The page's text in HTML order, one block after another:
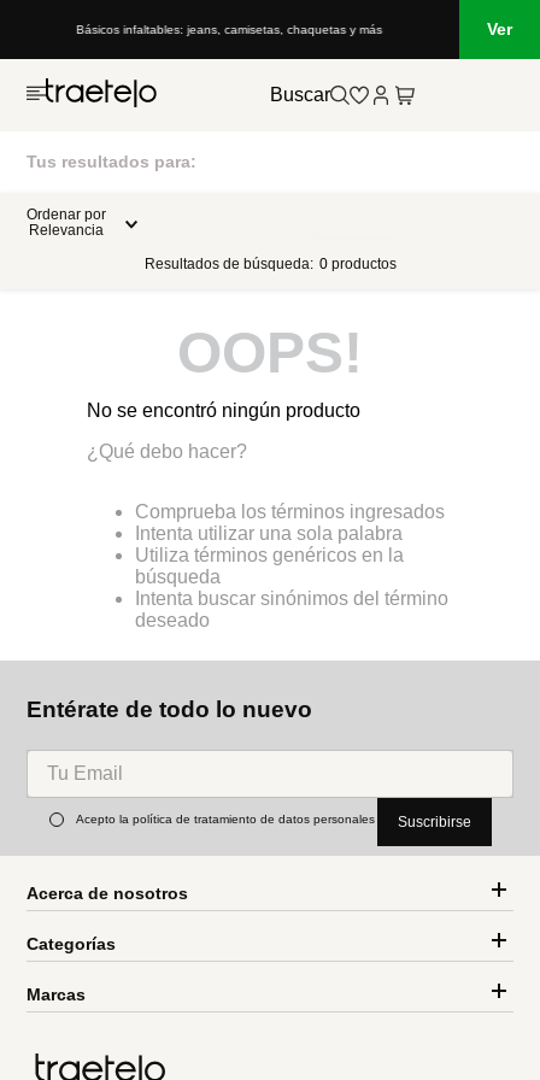
Básicos infaltables: jeans, camisetas, chaquetas y más Ver
Buscar
Tus resultados para:
Ordenar por
Relevancia
Resultados de búsqueda: 0 productos
OOPS!
No se encontró ningún producto
¿Qué debo hacer?
Comprueba los términos ingresados
Intenta utilizar una sola palabra
Utiliza términos genéricos en la
búsqueda
Intenta buscar sinónimos del término
deseado
Entérate de todo lo nuevo
Acepto la política de tratamiento de datos personales Suscribirse
Acerca de nosotros
Categorías
Marcas